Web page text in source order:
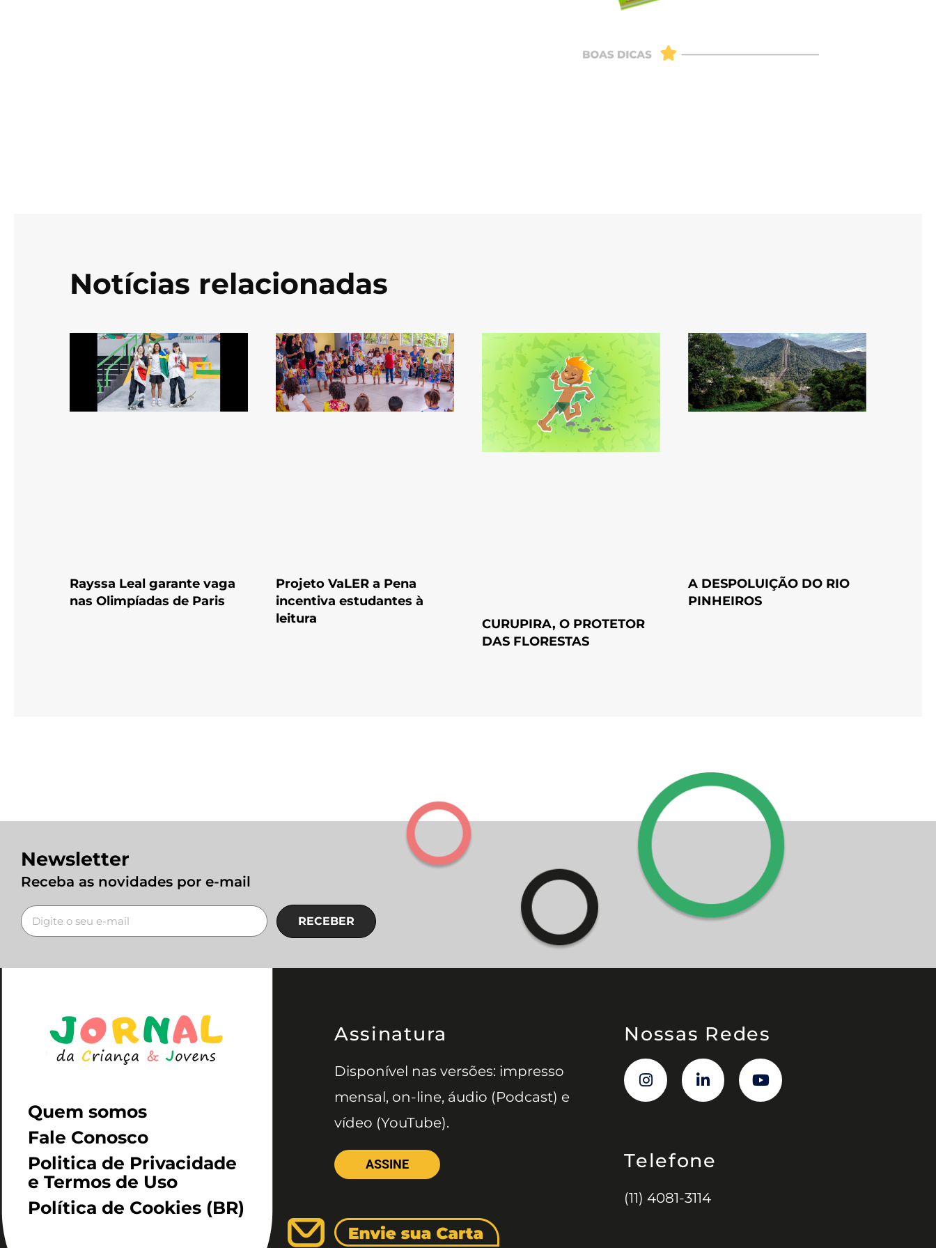
Notícias relacionadas
Rayssa Leal garante vaga
nas Olimpíadas de Paris
Projeto VaLER a Pena
incentiva estudantes à
leitura
CURUPIRA, O PROTETOR
DAS FLORESTAS
A DESPOLUIÇÃO DO RIO
PINHEIROS
Newsletter
Receba as novidades por e-mail
RECEBER
Quem somos
Fale Conosco
Politica de Privacidade
e Termos de Uso
Política de Cookies (BR)
Assinatura
Disponível nas versões: impresso
mensal, on-line, áudio (Podcast) e
vídeo (YouTube).
ASSINE
Nossas Redes
Telefone
(11) 4081-3114